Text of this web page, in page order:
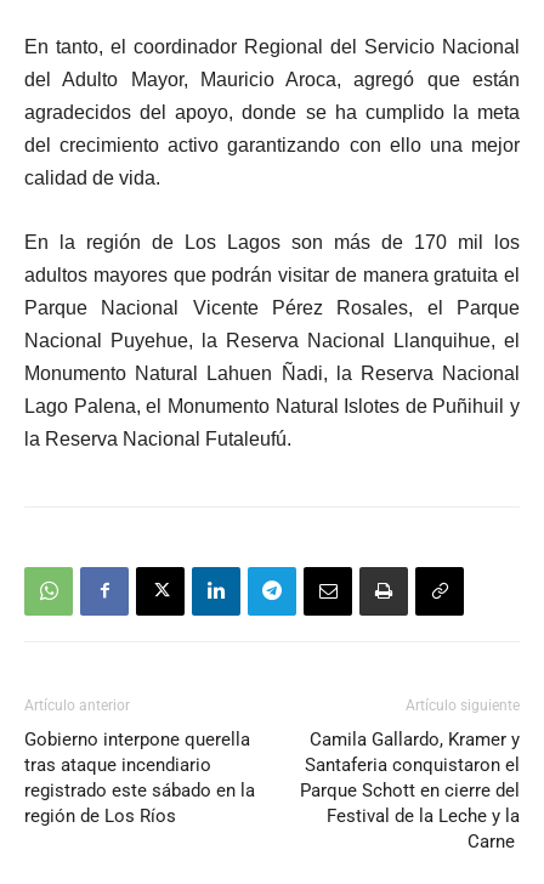
En tanto, el coordinador Regional del Servicio Nacional
del Adulto Mayor, Mauricio Aroca, agregó que están
agradecidos del apoyo, donde se ha cumplido la meta
del crecimiento activo garantizando con ello una mejor
calidad de vida.
En la región de Los Lagos son más de 170 mil los
adultos mayores que podrán visitar de manera gratuita el
Parque Nacional Vicente Pérez Rosales, el Parque
Nacional Puyehue, la Reserva Nacional Llanquihue, el
Monumento Natural Lahuen Ñadi, la Reserva Nacional
Lago Palena, el Monumento Natural Islotes de Puñihuil y
la Reserva Nacional Futaleufú.
Artículo anterior
Gobierno interpone querella
tras ataque incendiario
registrado este sábado en la
región de Los Ríos
Artículo siguiente
Camila Gallardo, Kramer y
Santaferia conquistaron el
Parque Schott en cierre del
Festival de la Leche y la
Carne